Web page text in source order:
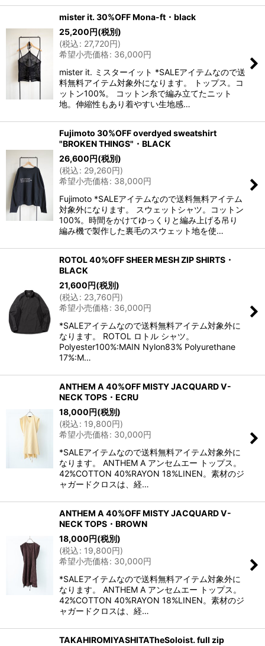
mister it. 30%OFF Mona-ft・black
25,200円(税別)
(税込: 27,720円)
希望小売価格: 36,000円
mister it. ミスターイット *SALEアイテムなので送
料無料アイテム対象外になります。 トップス。コ
ットン100%。 コットン糸で編み立てたニット
地。伸縮性もあり着やすい生地感…
Fujimoto 30%OFF overdyed sweatshirt
"BROKEN THINGS"・BLACK
26,600円(税別)
(税込: 29,260円)
希望小売価格: 38,000円
Fujimoto *SALEアイテムなので送料無料アイテム
対象外になります。 スウェットシャツ。コットン
100%。時間をかけてゆっくりと編み上げる吊り
編み機で製作した裏毛のスウェット地を使…
ROTOL 40%OFF SHEER MESH ZIP SHIRTS・
BLACK
21,600円(税別)
(税込: 23,760円)
希望小売価格: 36,000円
*SALEアイテムなので送料無料アイテム対象外に
なります。 ROTOL ロトル シャツ。
Polyester100%:MAIN Nylon83% Polyurethane
17%:M…
ANTHEM A 40%OFF MISTY JACQUARD V-
NECK TOPS・ECRU
18,000円(税別)
(税込: 19,800円)
希望小売価格: 30,000円
*SALEアイテムなので送料無料アイテム対象外に
なります。 ANTHEM A アンセムエー トップス。
42%COTTON 40%RAYON 18%LINEN。素材のジ
ャガードクロスは、経…
ANTHEM A 40%OFF MISTY JACQUARD V-
NECK TOPS・BROWN
18,000円(税別)
(税込: 19,800円)
希望小売価格: 30,000円
*SALEアイテムなので送料無料アイテム対象外に
なります。 ANTHEM A アンセムエー トップス。
42%COTTON 40%RAYON 18%LINEN。素材のジ
ャガードクロスは、経…
TAKAHIROMIYASHITATheSoloist. full zip